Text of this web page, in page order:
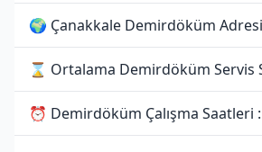
🌍 Çanakkale Demirdöküm
⌛ Ortalama Demirdöküm Servis
⏰ Demirdöküm Çalışma Saatleri :